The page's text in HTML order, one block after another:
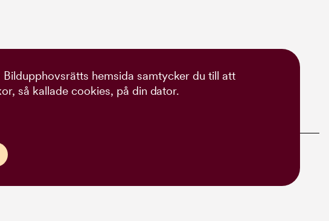
hemsida samtycker du till att
så kallade cookies, på din dator.